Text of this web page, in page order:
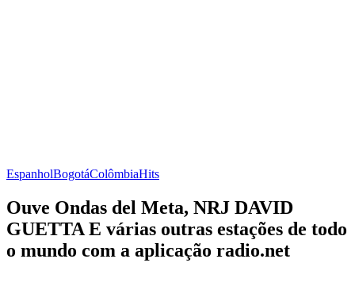
EspanholBogotáColômbiaHits
Ouve Ondas del Meta, NRJ DAVID
GUETTA E várias outras estações de todo
o mundo com a aplicação radio.net